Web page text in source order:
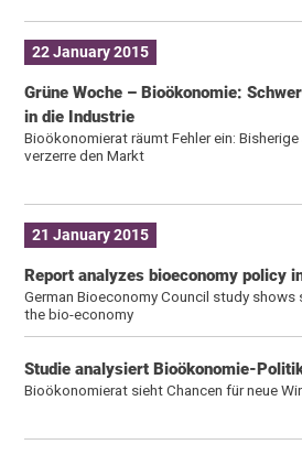
22 January 2015
Grüne Woche – Bioökonomie:
in die Industrie
Bioökonomierat räumt Fehler ein:
verzerre den Markt
21 January 2015
Report analyzes bioeconomy policy
German Bioeconomy Council study
the bio-economy
Studie analysiert Bioökonomie-
Bioökonomierat sieht Chancen für neue